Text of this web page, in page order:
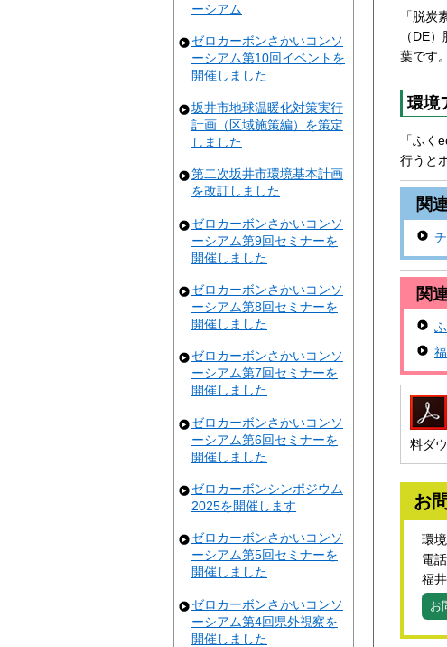
ーシアム
ゼロカーボンさかいコンソ
ーシアム第10回イベントを
開催しました
坂井市地球温暖化対策実行
計画（区域施策編）を策定
しました
第二次坂井市環境基本計画
を改訂しました
ゼロカーボンさかいコンソ
ーシアム第9回セミナーを
開催しました
ゼロカーボンさかいコンソ
ーシアム第8回セミナーを
開催しました
ゼロカーボンさかいコンソ
ーシアム第7回セミナーを
開催しました
ゼロカーボンさかいコンソ
ーシアム第6回セミナーを
開催しました
ゼロカーボンシンポジウム
2025を開催します
ゼロカーボンさかいコンソ
ーシアム第5回セミナーを
開催しました
ゼロカーボンさかいコンソ
ーシアム第4回県外視察を
開催しました
「脱
（DE
葉です。
環境
「ふ
行うと
関
関
料ダ
お
環
電
福
お